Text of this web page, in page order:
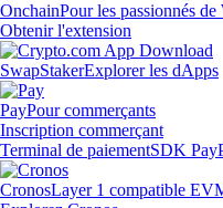
OnchainPour les passionnés de
Obtenir l'extension
SwapStakerExplorer les dApps
PayPour commerçants
Inscription commerçant
Terminal de paiementSDK Pay
CronosLayer 1 compatible